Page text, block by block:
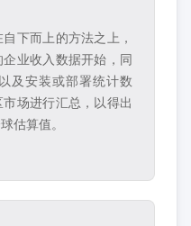
下而上的方法之上，
业收入数据开始，同
及安装或部署统计数
场进行汇总，以得出
估算值。